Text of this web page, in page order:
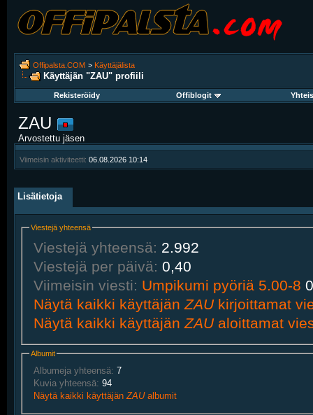
Offipalsta.COM > Käyttäjälista
Käyttäjän "ZAU" profiili
Rekisteröidy Offiblogit
ZAU
Arvostettu jäsen
Viimeisin aktiviteetti: 06.08.2026 10:14
Lisätietoja
Viestejä yhteensä
Viestejä yhteensä: 2.992
Viestejä per päivä: 0,40
Viimeisin viesti: Umpikumi pyöriä 5.00-8
Näytä kaikki käyttäjän ZAUkirjoittamat
Näytä kaikki käyttäjän ZAUaloittamat
Albumit
Albumeja yhteensä: 7
Kuvia yhteensä: 94
Näytä kaikki käyttäjän ZAUalbumit